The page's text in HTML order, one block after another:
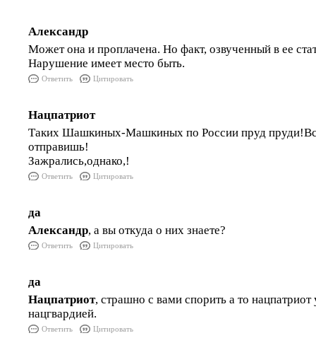
Александр
Может она и проплачена. Но факт, озвученный в ее
Нарушение имеет место быть.
Ответить Цитировать
Нацпатриот
Таких Шашкиных-Машкиных по России пруд
отправишь!
Зажрались,однако,!
Ответить Цитировать
да
Александр, а вы откуда о них знаете?
Ответить Цитировать
да
Нацпатриот, страшно с вами спорить а то нацпатриот
нацгвардией.
Ответить Цитировать